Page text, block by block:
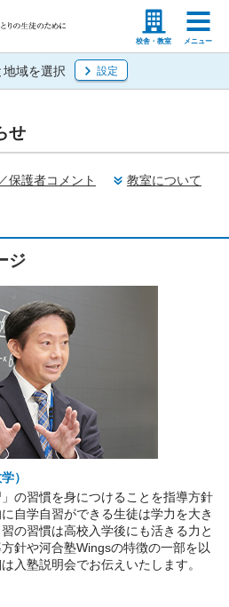
校舎・教室 メニュー
高等学校の先生
地域を選択 設定
せ
保護者コメント
教室について
ジ
）
の習慣を身につけることを指導方針
自学自習ができる生徒は学力を大き
の習慣は高校入学後にも活きる力と
針や河合塾Wingsの特徴の一部を以
入塾説明会でお伝えいたします。